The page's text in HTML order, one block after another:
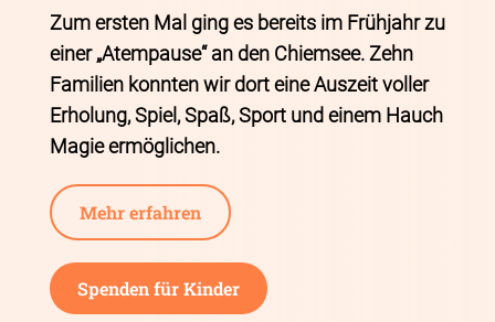
Zum ersten Mal ging es bereits im Frühjahr zu
einer „Atempause“ an den Chiemsee. Zehn
Familien konnten wir dort eine Auszeit voller
Erholung, Spiel, Spaß, Sport und einem Hauch
Magie ermöglichen.
Mehr erfahren
Spenden für Kinder